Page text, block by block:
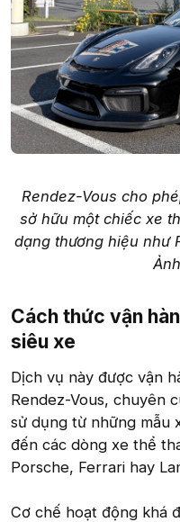
Rendez-Vous cho
sở hữu một chiếc xe
dạng thương hiệu như
Cách thức vận
siêu xe​
Dịch vụ này được vận
Rendez-Vous, chuyên
sử dụng từ những mẫu
đến các dòng xe thể
Porsche, Ferrari hay
Cơ chế hoạt động khá